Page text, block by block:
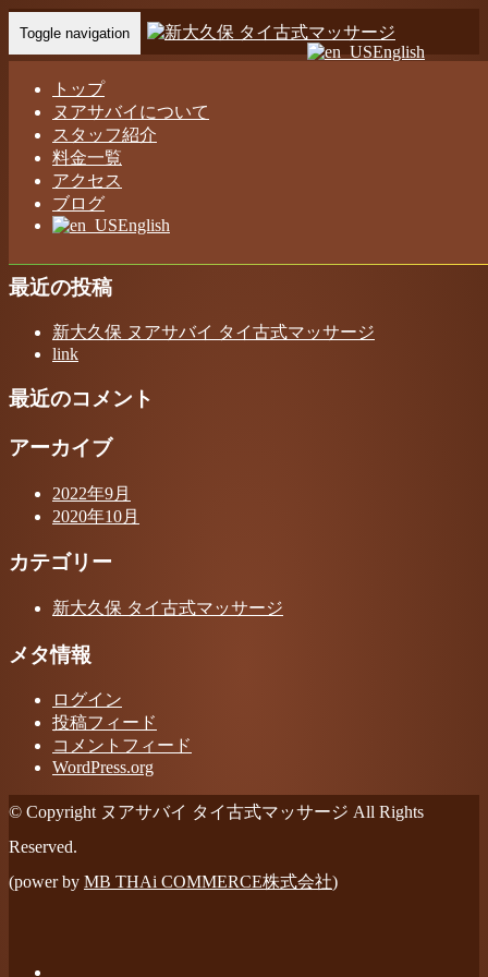
English
Toggle navigation
トップ
ヌアサバイについて
スタッフ紹介
料金一覧
アクセス
ブログ
English
Home - リコ …
リコ 新大久保 ヌアサバイ タイ古式マッサージ
最近の投稿
新大久保 ヌアサバイ タイ古式マッサージ
link
最近のコメント
アーカイブ
2022年9月
2020年10月
カテゴリー
新大久保 タイ古式マッサージ
メタ情報
ログイン
投稿フィード
コメントフィード
WordPress.org
© Copyright ヌアサバイ タイ古式マッサージ All Rights
Reserved.
(power by MB THAi COMMERCE株式会社)